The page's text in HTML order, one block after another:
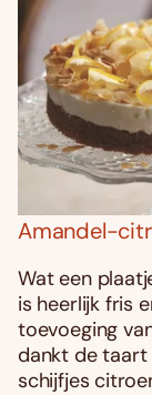
Amandel-
Wat een
is heerlijk fris
toevoeging
dankt de taart
schijfjes